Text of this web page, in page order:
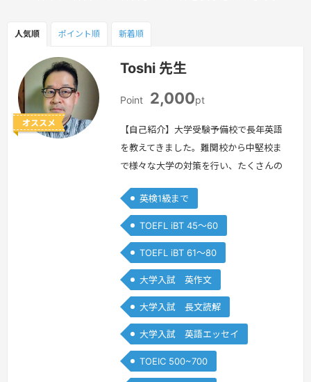
人気順 ポイント順 新着順
オススメ
Toshi 先生
Point 2,000pt
【自己紹介】大学受験予備校で長年英語
を教えてきました。難関校から中堅校ま
で様々な大学の対策を行い、たくさんの
英語についてのどんな疑問にも答えられ
ると思います。指導法は、基礎を大切
に、難しく見える英文も、基礎例文の応
用に過ぎないことを示します。４技能の
それぞれについて、生徒さんの基礎力が
欠けている部分を指摘して、そこを強化
します。基礎が身につけば、生徒さん一
人の力… 続きを見る »
英検1級まで
TOEFL iBT 45～60
TOEFL iBT 61～80
大学入試 英作文
大学入試 長文読解
大学入試 英語エッセイ
TOEIC 500~700